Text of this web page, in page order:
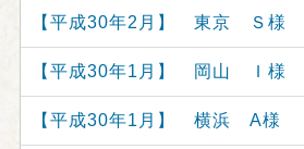
【平成30年2月】 東京 Ｓ様
【平成30年1月】 岡山 Ｉ様
【平成30年1月】 横浜 A様